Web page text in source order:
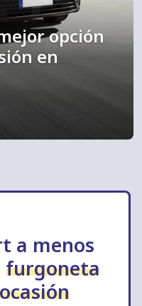
opción
en
a menos
furgoneta